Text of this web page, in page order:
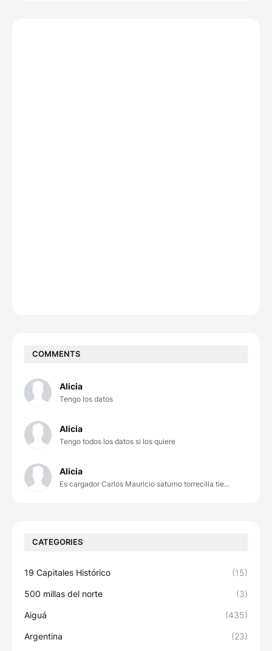
COMMENTS
Alicia
Tengo los datos
Alicia
Tengo todos los datos si los quiere
Alicia
Es cargador Carlos Mauricio saturno torrecilla tie...
CATEGORIES
19 Capitales Histórico (15)
500 millas del norte (3)
Aiguá (435)
Argentina (23)